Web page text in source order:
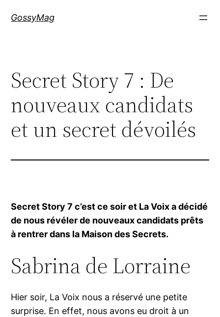
GossyMag
Secret Story 7 : De
nouveaux candidats
et un secret dévoilés
Secret Story 7 c’est ce soir et La Voix a décidé
de nous révéler de nouveaux candidats prêts
à rentrer dans la Maison des Secrets.
Sabrina de Lorraine
Hier soir, La Voix nous a réservé une petite
surprise. En effet, nous avons eu droit à un